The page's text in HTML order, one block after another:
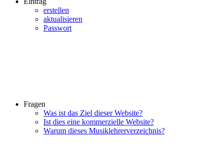
erstellen
aktualisieren
Passwort
Fragen
Was ist das Ziel dieser Website?
Ist dies eine kommerzielle Website?
Warum dieses Musiklehrerverzeichnis?